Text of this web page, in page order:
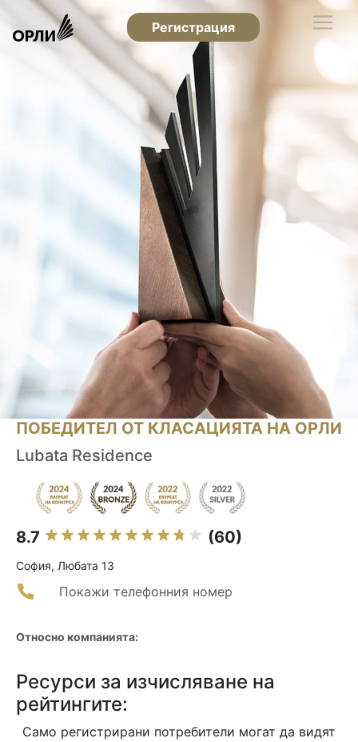
Регистрация
ПОБЕДИТЕЛ ОТ КЛАСАЦИЯТА НА ОРЛИ
Lubata Residence
8.7 (60)
София, Любата 13
Покажи телефонния номер
Относно компанията:
Ресурси за изчисляване на
рейтингите:
Само регистрирани потребители могат да видят